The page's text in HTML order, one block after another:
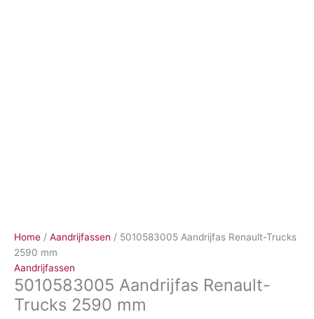
Home / Aandrijfassen / 5010583005 Aandrijfas Renault-Trucks
2590 mm
Aandrijfassen
5010583005 Aandrijfas Renault-
Trucks 2590 mm